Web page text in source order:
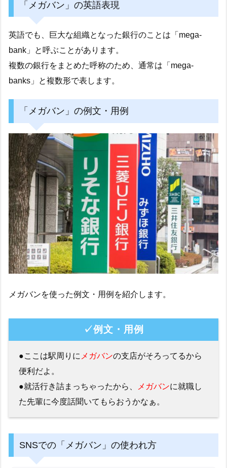
「メガバン」の英語表現
英語でも、巨大な組織となった銀行のことは「mega-
bank」と呼ぶことがあります。
複数の銀行をまとめた呼称のため、通常は「mega-
banks」と複数形で表します。
「メガバン」の例文・用例
メガバンを使った例文・用例を紹介します。
✓例文・用例
●ここは駅周りに メガバンの支店がそろってるから
便利だよ。
●就活行き詰まっちゃったから、
メガバンに就職し
た先輩に今度話聞いてもらおうかなぁ。
SNSでの「メガバン」の使われ方